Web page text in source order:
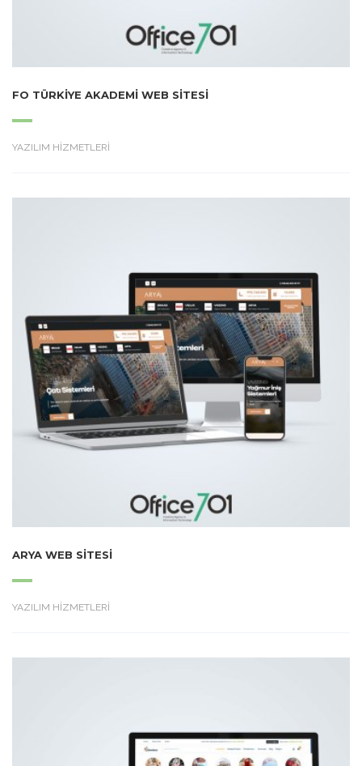
FO TÜRKIYE AKADEMI WEB SITESI
YAZILIM HİZMETLERİ
ARYA WEB SITESI
YAZILIM HİZMETLERİ